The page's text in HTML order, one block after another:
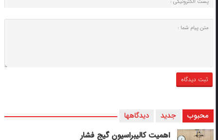
محبوب جدید دیدگاهها
اهمیت کالیبراسیون گیج فشار